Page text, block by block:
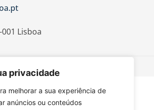
privacidade
melhorar a sua experiência de
anúncios ou conteúdos
Lisboa